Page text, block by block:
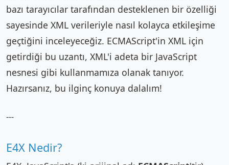
bazı tarayıcılar tarafından desteklenen bir özelliği
sayesinde XML verileriyle nasıl kolayca etkileşime
geçtiğini inceleyeceğiz. ECMAScript'in XML için
getirdiği bu uzantı, XML'i adeta bir JavaScript
nesnesi gibi kullanmamıza olanak tanıyor.
Hazırsanız, bu ilginç konuya dalalım!
---
E4X Nedir?